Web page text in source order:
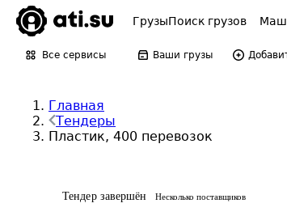
ГрузыПоиск грузов
Все сервисы Ваши грузы
Главная
Тендеры
Пластик, 400 перевозок
Тендер завершён Несколько поставщиков